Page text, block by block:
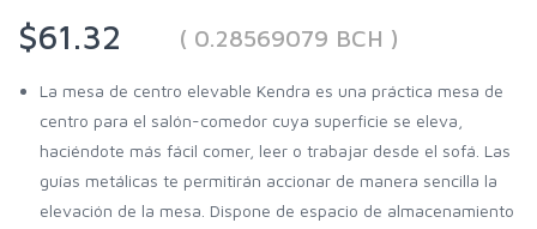
$61.32
( 0.28569079 BCH )
La mesa de centro elevable Kendra es una práctica mesa de
centro para el salón-comedor cuya superficie se eleva,
haciéndote más fácil comer, leer o trabajar desde el sofá. Las
guías metálicas te permitirán accionar de manera sencilla la
elevación de la mesa. Dispone de espacio de almacenamiento